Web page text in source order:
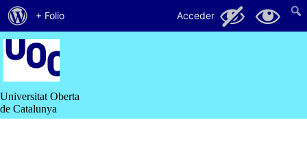
Saltar
contenido
Universitat Oberta
de Catalunya
Acerca
de
WordPress
+ Folio Acceder 61 20